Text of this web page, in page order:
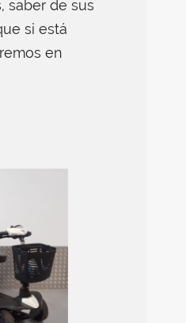
saber de sus
si está
en